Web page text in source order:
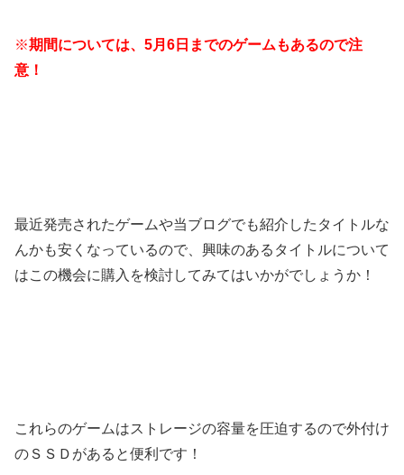
※期間については、5月6日までのゲームもあるので注
意！
最近発売されたゲームや当ブログでも紹介したタイトルな
んかも安くなっているので、興味のあるタイトルについて
はこの機会に購入を検討してみてはいかがでしょうか！
これらのゲームはストレージの容量を圧迫するので外付け
のＳＳＤがあると便利です！